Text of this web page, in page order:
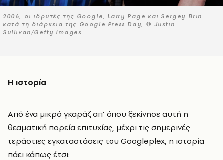
2006, οι ιδρυτές της Google, Larry Page και Sergey Brin
κατά τη διάρκεια της Google Press Day, © Justin
Sullivan/Getty Images
Η ιστορία
Από ένα μικρό γκαράζ απ’ όπου ξεκίνησε αυτή η
θεαματική πορεία επιτυχίας, μέχρι τις σημερινές
τεράστιες εγκαταστάσεις του Googleplex, η ιστορία
πάει κάπως έτσι: